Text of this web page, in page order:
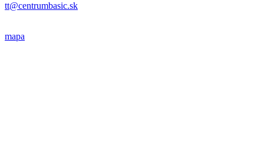
tt@centrumbasic.sk
mapa